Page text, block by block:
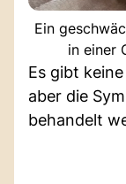
Ein
in einer
Es gibt
aber die
behandelt